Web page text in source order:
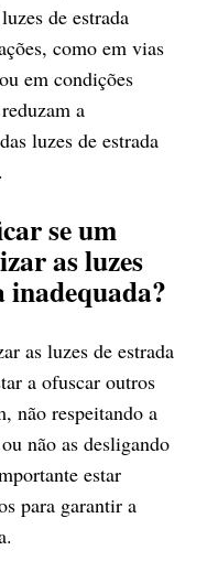
de estrada
como em vias
em condições
a
luzes de estrada
se um
as luzes
inadequada?
as luzes de estrada
a ofuscar outros
não respeitando a
não as desligando
estar
para garantir a